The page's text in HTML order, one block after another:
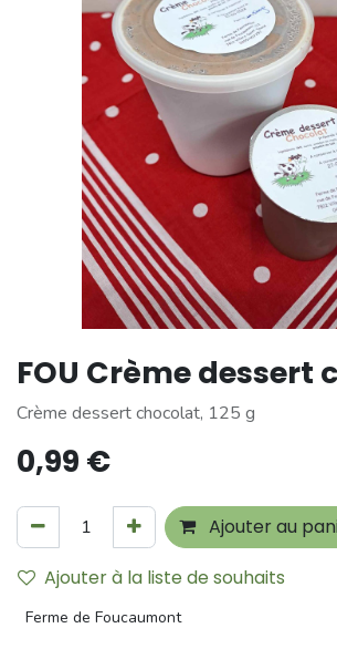
FOU Crème dessert
Crème dessert chocolat, 125 g
0,99 €
Ajouter au
Ajouter à la liste de souhaits
Ferme de Foucaumont